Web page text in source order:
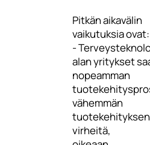
Pitkän aikavälin
vaikutuksia ovat:
-
alan yritykset
nopeamman
vähemmän
tuotekehityksen
virheitä,